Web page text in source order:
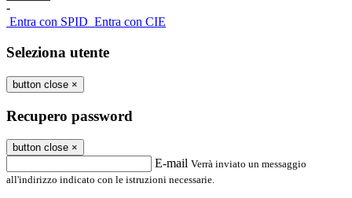
-
Entra con SPID Entra con CIE
Seleziona utente
button close ×
Recupero password
button close ×
E-mail Verrà inviato un messaggio
all'indirizzo indicato con le istruzioni necessarie.